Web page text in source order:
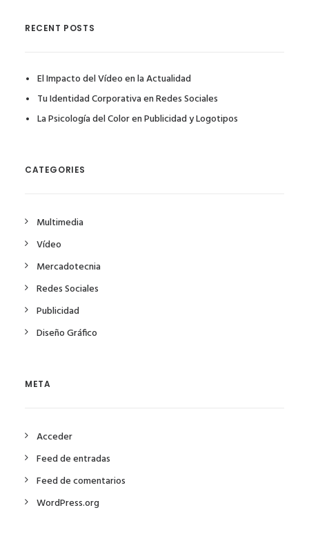
RECENT POSTS
El Impacto del Vídeo en la Actualidad
Tu Identidad Corporativa en Redes Sociales
La Psicología del Color en Publicidad y Logotipos
CATEGORIES
Multimedia
Vídeo
Mercadotecnia
Redes Sociales
Publicidad
Diseño Gráfico
META
Acceder
Feed de entradas
Feed de comentarios
WordPress.org